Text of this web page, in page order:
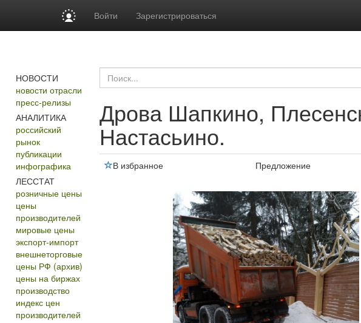
Войти Зарегистрироваться
НОВОСТИ
новости отрасли
пресс-релизы
АНАЛИТИКА
российский
рынок
публикации
инфографика
ЛЕССТАТ
розничные цены
цены
производителей
мировые цены
экспорт-импорт
внешнеторговые
цены РФ (архив)
цены на биржах
производство
индекс цен
производителей
Дрова Шапкино,
Настасьино.
В избранное Предложение